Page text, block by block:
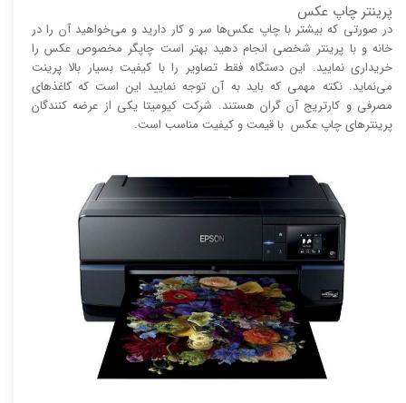
پرینتر چاپ عکس
در صورتی که بیشتر با چاپ عکس‌ها سر و کار دارید و می‌خواهید آن را در
خانه و با پرینتر شخصی انجام دهید بهتر است چاپگر مخصوص عکس را
خریداری نمایید. این دستگاه فقط تصاویر را با کیفیت بسیار بالا پرینت
می‌نماید. نکته مهمی که باید به آن توجه نمایید این است که کاغذ‌های
مصرفی و کارتریج آن گران هستند. شرکت کیومیتا یکی از عرضه کنندگان
پرینتر‌های چاپ عکس با قیمت و کیفیت مناسب است.